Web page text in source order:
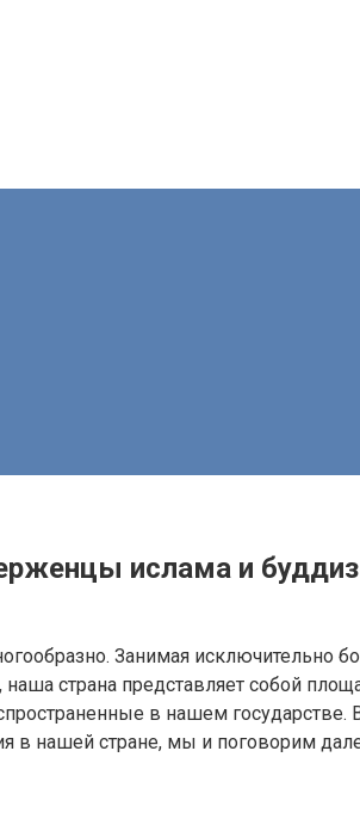
ислама и
Занимая исключительно
страна представляет собой
в нашем
в нашей стране, мы и поговорим